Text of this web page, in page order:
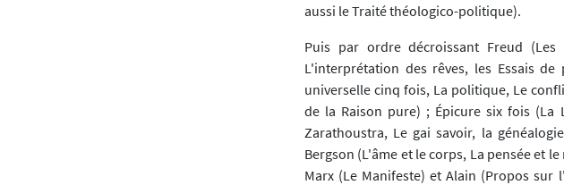
aussi le Traité théologico-politique).
Puis par ordre décroissant Freud
L'interprétation des rêves, les Essais
universelle cinq fois, La politique, Le
de la Raison pure) ; Épicure six fois (La
Zarathoustra, Le gai savoir, la
Bergson (L'âme et le corps, La pensée et
Marx (Le Manifeste) et Alain (Propos